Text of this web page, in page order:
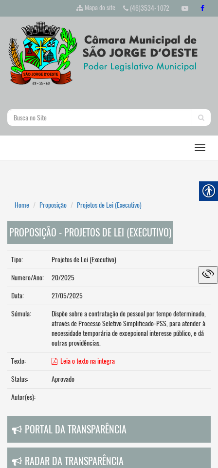
Mapa do site (46)3534-1072
Home Proposição Projetos de Lei (Executivo)
PROPOSIÇÃO - PROJETOS DE LEI (EXECUTIVO)
Tipo:
Projetos de Lei (Executivo)
Numero/Ano:
20/2025
Data:
27/05/2025
Súmula:
Dispõe sobre a contratação de pessoal por tempo determinado,
através de Processo Seletivo Simplificado-PSS, para atender à
necessidade temporária de excepcional interesse público, e dá
outras providências.
Texto:
Leia o texto na integra
Status:
Aprovado
Autor(es):
PORTAL DA TRANSPARÊNCIA
RADAR DA TRANSPARÊNCIA